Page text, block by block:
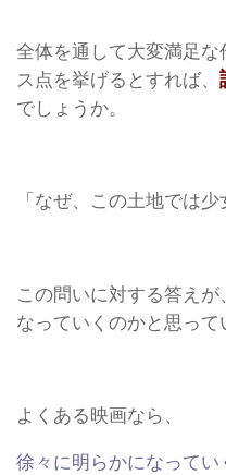
全体を通して大変満足
ス点を挙げるとすれば、
でしょうか。
「なぜ、この土地では
この問いに対する答え
なっていくのかと思って
よくある映画なら、
徐々に明らかになってい